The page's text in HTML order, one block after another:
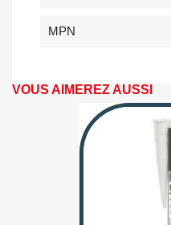
MPN
VOUS AIMEREZ AUSSI